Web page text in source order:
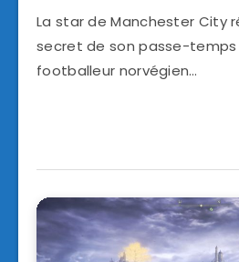
La star de Manchester City
secret de son passe-temps
footballeur norvégien…